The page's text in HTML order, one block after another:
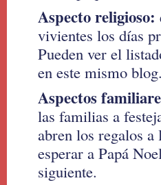
Aspecto religioso:
vivientes los días
Pueden ver el
en este mismo blog.
Aspectos
las familias a
abren los regalos a
esperar a Papá
siguiente.